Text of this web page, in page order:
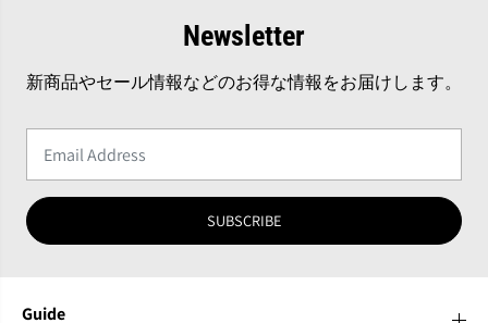
Newsletter
新商品やセール情報などのお得な情報をお届けします。
SUBSCRIBE
Guide